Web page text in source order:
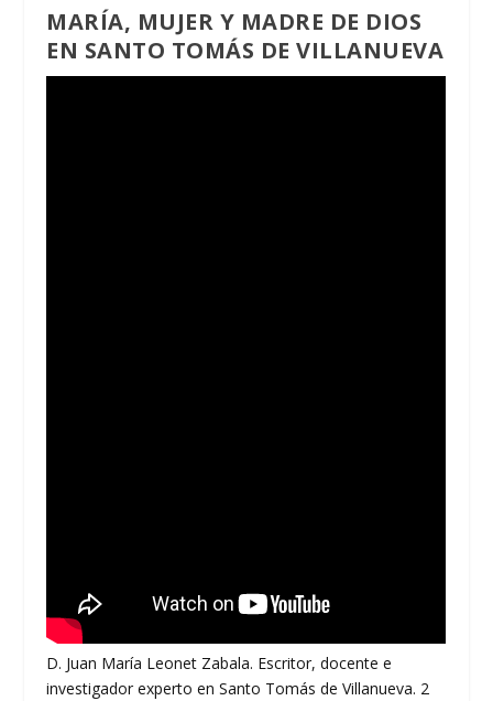
MARÍA, MUJER Y MADRE DE DIOS
EN SANTO TOMÁS DE VILLANUEVA
D. Juan María Leonet Zabala. Escritor, docente e
investigador experto en Santo Tomás de Villanueva. 2